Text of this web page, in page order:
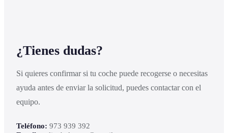
¿Tienes dudas?
Si quieres confirmar si tu coche puede recogerse o necesitas
ayuda antes de enviar la solicitud, puedes contactar con el
equipo.
Teléfono: 973 939 392